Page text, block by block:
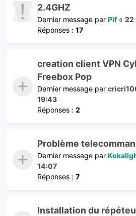
2.4GHZ
Dernier message par Pif« 22
Réponses : 17
creation client VPN
Freebox Pop
Dernier message par
19:43
Réponses : 2
Problème
Dernier message par
14:07
Réponses : 7
Installation du